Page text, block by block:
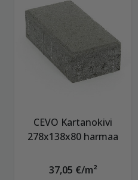
CEVO Kartanokivi
278x138x80 harmaa
37,05 €/m²